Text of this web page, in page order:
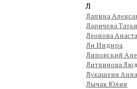
Л
Лапина
Ларичева
Леонова
Ли Индира
Липовский
Литвинова
Лукашеня Анна
Лычак Юлия